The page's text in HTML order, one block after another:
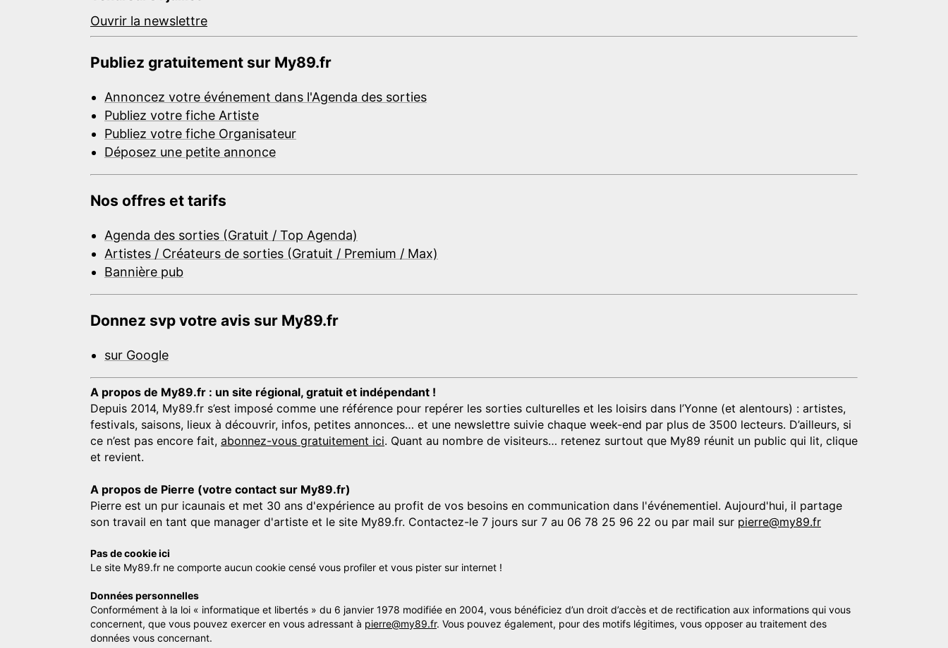
Ouvrir la newslettre
Publiez gratuitement sur My89.fr
Annoncez votre événement dans l'Agenda des sorties
Publiez votre fiche Artiste
Publiez votre fiche Organisateur
Déposez une petite annonce
Nos offres et tarifs
Agenda des sorties (Gratuit / Top Agenda)
Artistes / Créateurs de sorties (Gratuit / Premium / Max)
Bannière pub
Donnez svp votre avis sur My89.fr
sur Google
A propos de My89.fr : un site régional, gratuit et indépendant !
Depuis 2014, My89.fr s’est imposé comme une référence pour repérer les sorties culturelles et les loisirs dans l’Yonne (et alentours) : artistes,
festivals, saisons, lieux à découvrir, infos, petites annonces… et une newslettre suivie chaque week-end par plus de 3500 lecteurs. D’ailleurs, si
ce n’est pas encore fait, abonnez-vous gratuitement ici. Quant au nombre de visiteurs… retenez surtout que My89 réunit un public qui lit, clique
et revient.
A propos de Pierre (votre contact sur My89.fr)
Pierre est un pur icaunais et met 30 ans d'expérience au profit de vos besoins en communication dans l'événementiel. Aujourd'hui, il partage
son travail en tant que manager d'artiste et le site My89.fr. Contactez-le 7 jours sur 7 au 06 78 25 96 22 ou par mail sur pierre@my89.fr
Pas de cookie ici
Le site My89.fr ne comporte aucun cookie censé vous profiler et vous pister sur internet !
Données personnelles
Conformément à la loi « informatique et libertés » du 6 janvier 1978 modifiée en 2004, vous bénéficiez d’un droit d’accès et de rectification aux informations qui vous
concernent, que vous pouvez exercer en vous adressant à pierre@my89.fr. Vous pouvez également, pour des motifs légitimes, vous opposer au traitement des
données vous concernant.